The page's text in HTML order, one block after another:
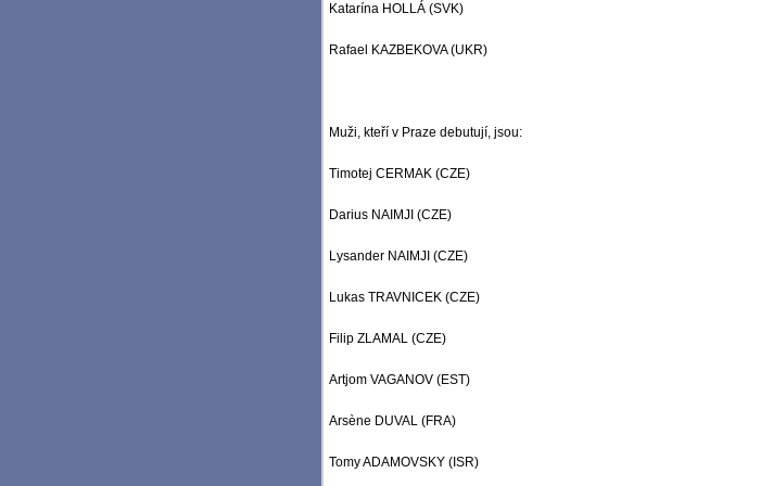
Katarína HOLLÁ (SVK)
Rafael KAZBEKOVA (UKR)
Muži, kteří v Praze debutují, jsou:
Timotej CERMAK (CZE)
Darius NAIMJI (CZE)
Lysander NAIMJI (CZE)
Lukas TRAVNICEK (CZE)
Filip ZLAMAL (CZE)
Artjom VAGANOV (EST)
Arsène DUVAL (FRA)
Tomy ADAMOVSKY (ISR)